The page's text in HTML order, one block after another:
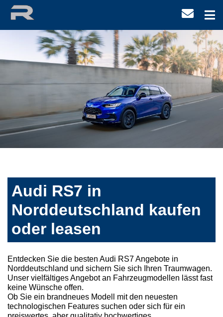
Audi RS7 in
Norddeutschland kaufen
oder leasen
Entdecken Sie die besten Audi RS7 Angebote in
Norddeutschland und sichern Sie sich Ihren Traumwagen.
Unser vielfältiges Angebot an Fahrzeugmodellen lässt fast
keine Wünsche offen.
Ob Sie ein brandneues Modell mit den neuesten
technologischen Features suchen oder sich für ein